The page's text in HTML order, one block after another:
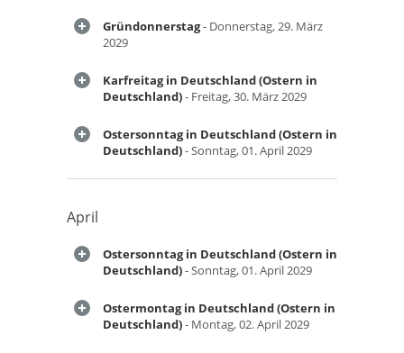
Gründonnerstag- Donnerstag, 29. März
2029
Karfreitag in Deutschland (Ostern in
Deutschland)- Freitag, 30. März 2029
Ostersonntag in Deutschland (Ostern in
Deutschland)- Sonntag, 01. April 2029
April
Ostersonntag in Deutschland (Ostern in
Deutschland)- Sonntag, 01. April 2029
Ostermontag in Deutschland (Ostern in
Deutschland)- Montag, 02. April 2029